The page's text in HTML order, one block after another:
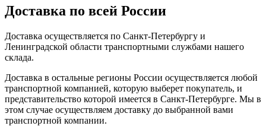
Доставка по всей России
Доставка осуществляется по Санкт-Петербургу и
Ленинградской области транспортными службами нашего
склада.
Доставка в остальные регионы России осуществляется любой
транспортной компанией, которую выберет покупатель, и
представительство которой имеется в Санкт-Петербурге. Мы в
этом случае осуществляем доставку до выбранной вами
транспортной компании.